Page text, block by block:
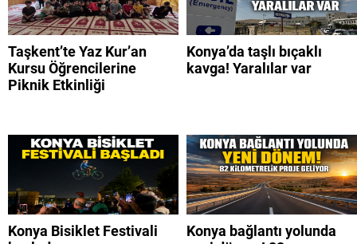
Taşkent’te Yaz Kur’an
Kursu Öğrencilerine
Piknik Etkinliği
Konya’da taşlı bıçaklı
kavga! Yaralılar var
Konya Bisiklet Festivali
Konya bağlantı yolunda